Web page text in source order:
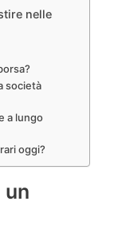
nelle
società
a lungo
oggi?
un